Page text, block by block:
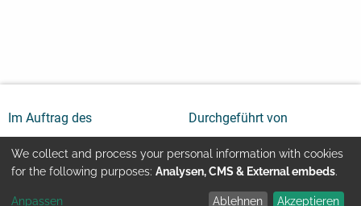
Im Auftrag des Durchgeführt von
Use
We collect and process your personal information with cookies
for the following purposes: Analysen, CMS & External embeds.
Anpassen Ablehnen Akzeptieren